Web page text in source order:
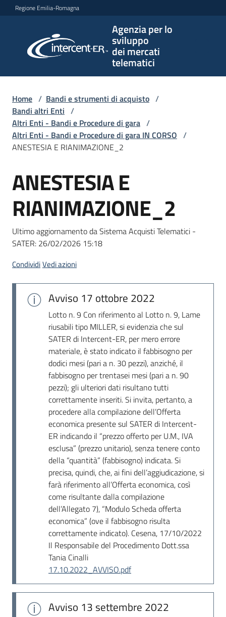
Vai al contenuto
Vai alla navigazione
Vai al footer
Regione Emilia-Romagna
Agenzia per lo
sviluppo
dei mercati
telematici
per lo
sviluppo
telematici
L'Agenzia
Bandi
strumenti
acquisto
Piattaforme
telematiche
Home / Bandi e strumenti di acquisto /
Bandi altri Enti /
Altri Enti - Bandi e Procedure di gara /
Altri Enti - Bandi e Procedure di gara IN CORSO /
ANESTESIA E RIANIMAZIONE_2
Salta al contenuto
ANESTESIA E
RIANIMAZIONE_2
Ultimo aggiornamento da Sistema Acquisti Telematici -
SATER: 26/02/2026 15:18
CondividiVedi azioni
Avviso 17 ottobre 2022
Lotto n. 9 Con riferimento al Lotto n. 9, Lame
riusabili tipo MILLER, si evidenzia che sul
SATER di Intercent-ER, per mero errore
materiale, è stato indicato il fabbisogno per
dodici mesi (pari a n. 30 pezzi), anziché, il
fabbisogno per trentasei mesi (pari a n. 90
pezzi); gli ulteriori dati risultano tutti
correttamente inseriti. Si invita, pertanto, a
procedere alla compilazione dell’Offerta
economica presente sul SATER di Intercent-
ER indicando il “prezzo offerto per U.M., IVA
esclusa” (prezzo unitario), senza tenere conto
della “quantità” (fabbisogno) indicata. Si
precisa, quindi, che, ai fini dell’aggiudicazione, si
farà riferimento all’Offerta economica, così
come risultante dalla compilazione
dell’Allegato 7), “Modulo Scheda offerta
economica” (ove il fabbisogno risulta
correttamente indicato). Cesena, 17/10/2022
Il Responsabile del Procedimento Dott.ssa
Tania Cinalli
17.10.2022_AVVISO.pdf
Avviso 13 settembre 2022